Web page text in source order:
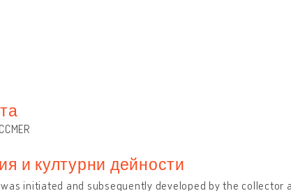
и културни дейности
was initiated and subsequently developed by the collector